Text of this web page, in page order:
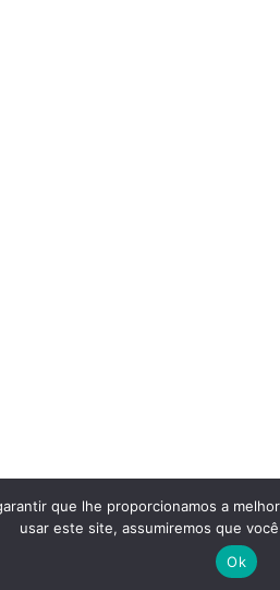
que lhe proporcionamos a
usar este site, assumiremos que
Ok